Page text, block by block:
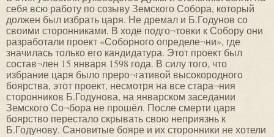
себя всю работу по созыву Земского Собора, который
должен был избрать царя. Не дремал и Б.Годунов со
своими сторонниками. В ходе подго¬товки к Собору они
разработали проект «Соборного определе¬ни», где
значилась только его кандидатура. Этот проект был
состав¬лен 15 января 1598 года. В силу того, что
избрание царя было преро¬гативой высокородного
боярства, этот проект, несмотря на все стара¬ния
сторонников Б.Годунова, на январском заседании
Земского Со¬бора не прошёл. После смерти царя
боярство перестало скрывать свою неприязнь к
Б.Годунову. Сановитые бояре и их сторонники не хотели